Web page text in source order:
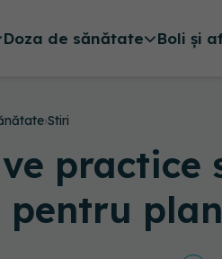
Doza de sănătate Boli și
›Stiri
practice
pentru